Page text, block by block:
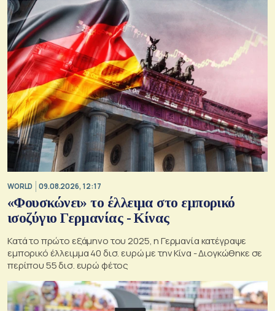
WORLD 09.08.2026, 12:17
«Φουσκώνει» το έλλειμα στο εμπορικό
ισοζύγιο Γερμανίας - Κίνας
Κατά το πρώτο εξάμηνο του 2025, η Γερμανία κατέγραψε
εμπορικό έλλειμμα 40 δισ. ευρώ με την Κίνα - Διογκώθηκε σε
περίπου 55 δισ. ευρώ φέτος